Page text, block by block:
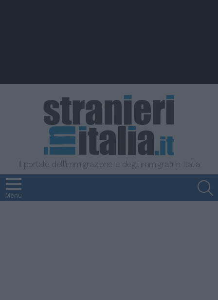
Il portale dell'immigrazione e degli immigrati in Italia
Menu